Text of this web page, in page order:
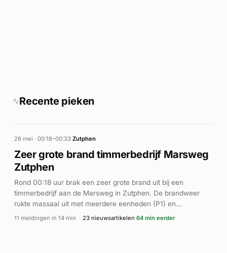
Recente pieken
26 mei · 00:18–00:33·Zutphen
Zeer grote brand timmerbedrijf Marsweg
Zutphen
Rond 00:18 uur brak een zeer grote brand uit bij een
timmerbedrijf aan de Marsweg in Zutphen. De brandweer
rukte massaal uit met meerdere eenheden (P1) en
ambulance ter plaatse. De brand escaleerde snel van
11 meldingen in 14 min · 23 nieuwsartikelen 64 min eerder